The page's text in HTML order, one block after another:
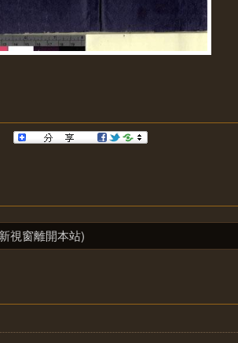
視窗離開本站)